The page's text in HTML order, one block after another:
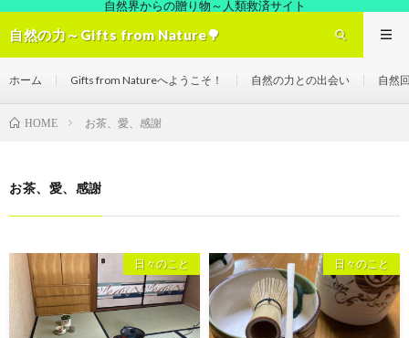
自然界からの贈り物～人類救済サイト
自然の力～Gifts from Nature🌳
ホーム Gifts from Natureへようこそ！ 自然の力との出会い 自然
HOME お茶、愛、感謝
お茶、愛、感謝
日々のこと 日々のこと